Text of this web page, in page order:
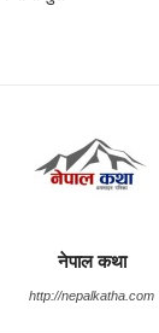
नेपाल कथा
http://nepalkatha.com